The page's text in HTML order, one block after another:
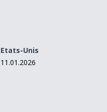
Etats-Unis
11.01.2026